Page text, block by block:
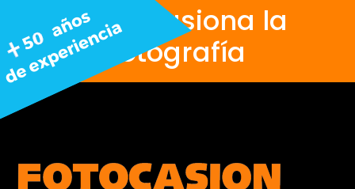
Nos apasiona la
fotografía